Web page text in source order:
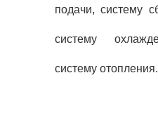
подачи, систему
систему
систему отопления.